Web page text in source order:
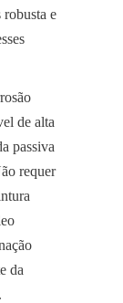
robusta e
de alta
passiva
requer
da